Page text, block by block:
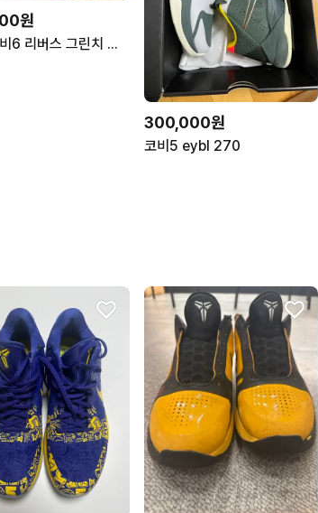
원
260 코비6 리버스 그린치 농구화
300,000원
코비5 eybl 270